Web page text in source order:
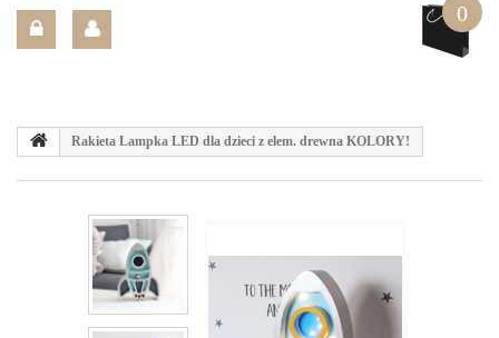
0
Rakieta Lampka LED dla dzieci z elem. drewna KOLORY!